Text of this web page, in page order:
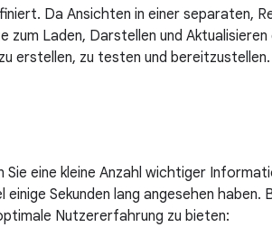
Da Ansichten in einer separaten,
zum Laden, Darstellen und
erstellen, zu testen und bereitzustellen.
Sie eine kleine Anzahl wichtiger
einige Sekunden lang angesehen
Nutzererfahrung zu bieten: